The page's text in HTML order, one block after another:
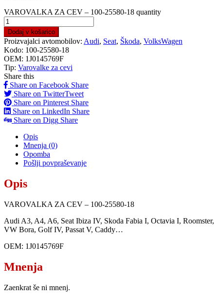
VAROVALKA ZA CEV – 100-25580-18 quantity
Dodaj v košarico
Proizvajalci avtomobilov: Audi, Seat, Škoda, VolksWagen
Kodo: 100-25580-18
OEM: 1J0145769F
Tip: Varovalke za cevi
Share this
Share on Facebook Share
Share on TwitterTweet
Share on Pinterest Share
Share on LinkedIn Share
Share on Digg Share
Opis
Mnenja (0)
Opomba
Pošlji povpraševanje
Opis
VAROVALKA ZA CEV – 100-25580-18
Audi A3, A4, A6, Seat Ibiza IV, Skoda Fabia I, Octavia I, Roomster,
VW Bora, Golf IV, Passat V, Caddy…
OEM: 1J0145769F
Mnenja
Zaenkrat še ni mnenj.